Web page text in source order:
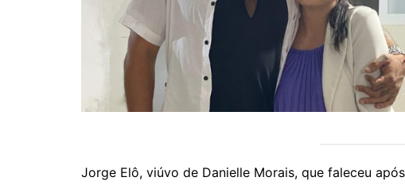
Jorge Elô, viúvo de Danielle Morais, que faleceu